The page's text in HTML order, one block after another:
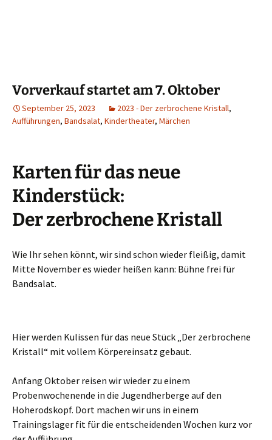
Vorverkauf startet am 7. Oktober
September 25, 2023 2023 - Der zerbrochene Kristall,
Aufführungen, Bandsalat, Kindertheater, Märchen
Karten für das neue
Kinderstück:
Der zerbrochene Kristall
Wie Ihr sehen könnt, wir sind schon wieder fleißig, damit
Mitte November es wieder heißen kann: Bühne frei für
Bandsalat.
Hier werden Kulissen für das neue Stück „Der zerbrochene
Kristall“ mit vollem Körpereinsatz gebaut.
Anfang Oktober reisen wir wieder zu einem
Probenwochenende in die Jugendherberge auf den
Hoherodskopf. Dort machen wir uns in einem
Trainingslager fit für die entscheidenden Wochen kurz vor